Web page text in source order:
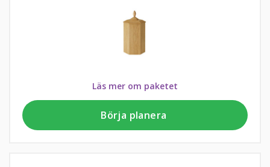
Läs mer om paketet
Börja planera